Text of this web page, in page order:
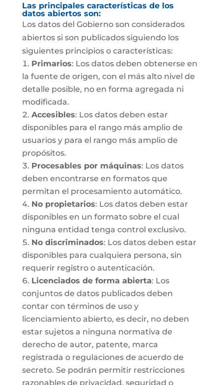
Las principales características de los
datos abiertos son:
Los datos del Gobierno son considerados
abiertos si son publicados siguiendo los
siguientes principios o características:
Primarios: Los datos deben obtenerse en
la fuente de origen, con el más alto nivel de
detalle posible, no en forma agregada ni
modificada.
Accesibles: Los datos deben estar
disponibles para el rango más amplio de
usuarios y para el rango más amplio de
propósitos.
Procesables por máquinas: Los datos
deben encontrarse en formatos que
permitan el procesamiento automático.
No propietarios: Los datos deben estar
disponibles en un formato sobre el cual
ninguna entidad tenga control exclusivo.
No discriminados: Los datos deben estar
disponibles para cualquiera persona, sin
requerir registro o autenticación.
Licenciados de forma abierta: Los
conjuntos de datos publicados deben
contar con términos de uso y
licenciamiento abierto, es decir, no deben
estar sujetos a ninguna normativa de
derecho de autor, patente, marca
registrada o regulaciones de acuerdo de
secreto. Se podrán permitir restricciones
razonables de privacidad, seguridad o